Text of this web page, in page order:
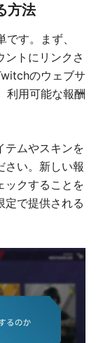
方法
す。まず、
トにリンクさ
のウェブサ
利用可能な報酬
テムやスキンを
さい。新しい報
ックすることを
定で提供される